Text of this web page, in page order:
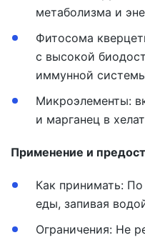
метаболизма и
Фитосома
с высокой
иммунной
Микроэлементы:
и марганец в
Применение и
Как принимать:
еды, запивая
Ограничения: Не